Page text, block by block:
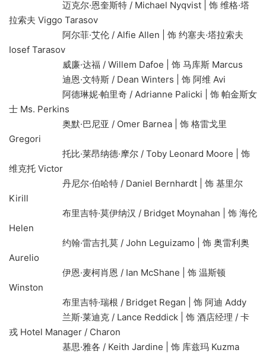
迈克尔·恩奎斯特 / Michael Nyqvist | 饰 维格·塔
拉索夫 Viggo Tarasov
阿尔菲·艾伦 / Alfie Allen | 饰 约塞夫·塔拉索夫
Iosef Tarasov
威廉·达福 / Willem Dafoe | 饰 马库斯 Marcus
迪恩·文特斯 / Dean Winters | 饰 阿维 Avi
阿德琳妮·帕里奇 / Adrianne Palicki | 饰 帕金斯女
士 Ms. Perkins
奥默·巴尼亚 / Omer Barnea | 饰 格雷戈里
Gregori
托比·莱昂纳德·摩尔 / Toby Leonard Moore | 饰
维克托 Victor
丹尼尔·伯哈特 / Daniel Bernhardt | 饰 基里尔
Kirill
布里吉特·莫伊纳汉 / Bridget Moynahan | 饰 海伦
Helen
约翰·雷吉扎莫 / John Leguizamo | 饰 奥雷利奥
Aurelio
伊恩·麦柯肖恩 / Ian McShane | 饰 温斯顿
Winston
布里吉特·瑞根 / Bridget Regan | 饰 阿迪 Addy
兰斯·莱迪克 / Lance Reddick | 饰 酒店经理 / 卡
戎 Hotel Manager / Charon
基思·雅各 / Keith Jardine | 饰 库兹玛 Kuzma